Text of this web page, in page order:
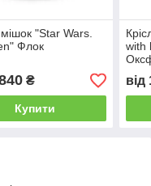
мішок "Star Wars.
Флок
₴
Купити
with
від